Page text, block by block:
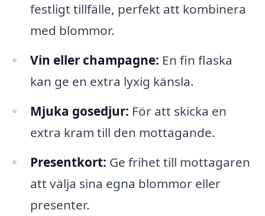
festligt tillfälle, perfekt att kombinera
med blommor.
Vin eller champagne: En fin flaska
kan ge en extra lyxig känsla.
Mjuka gosedjur: För att skicka en
extra kram till den mottagande.
Presentkort: Ge frihet till mottagaren
att välja sina egna blommor eller
presenter.